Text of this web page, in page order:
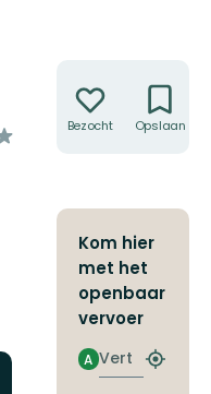
Bezocht Opslaan
Kom hier
met het
openbaar
vervoer
Vertrek
A
Zoek